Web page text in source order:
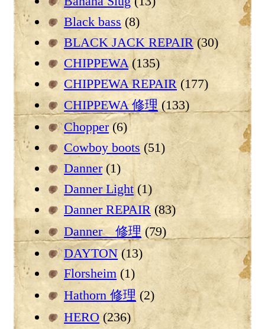
Black bass (8)
BLACK JACK REPAIR(30)
CHIPPEWA (135)
CHIPPEWA REPAIR (177)
CHIPPEWA 修理 (133)
Chopper(6)
Cowboy boots (51)
Danner(1)
Danner Light (1)
Danner REPAIR (83)
Danner 修理 (79)
DAYTON (13)
Florsheim (1)
Hathorn 修理 (2)
HERO (236)